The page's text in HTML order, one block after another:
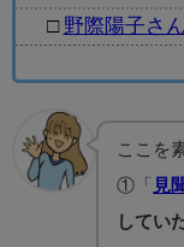
□ 野際陽子さ
ここを
①「 見
してい